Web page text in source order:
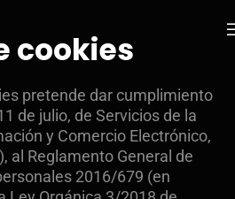
cookies
pretende dar cumplimiento
de julio, de Servicios de la
y Comercio Electrónico,
al Reglamento General de
2016/679 (en